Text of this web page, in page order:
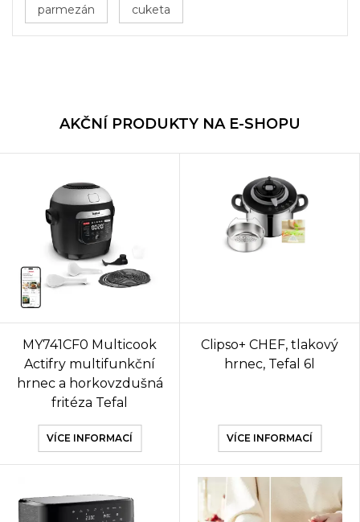
parmezán cuketa
AKČNÍ PRODUKTY NA E-SHOPU
MY741CF0 Multicook
Actifry multifunkční
hrnec a horkovzdušná
fritéza Tefal
VÍCE INFORMACÍ
Clipso+ CHEF, tlakový
hrnec, Tefal 6l
VÍCE INFORMACÍ